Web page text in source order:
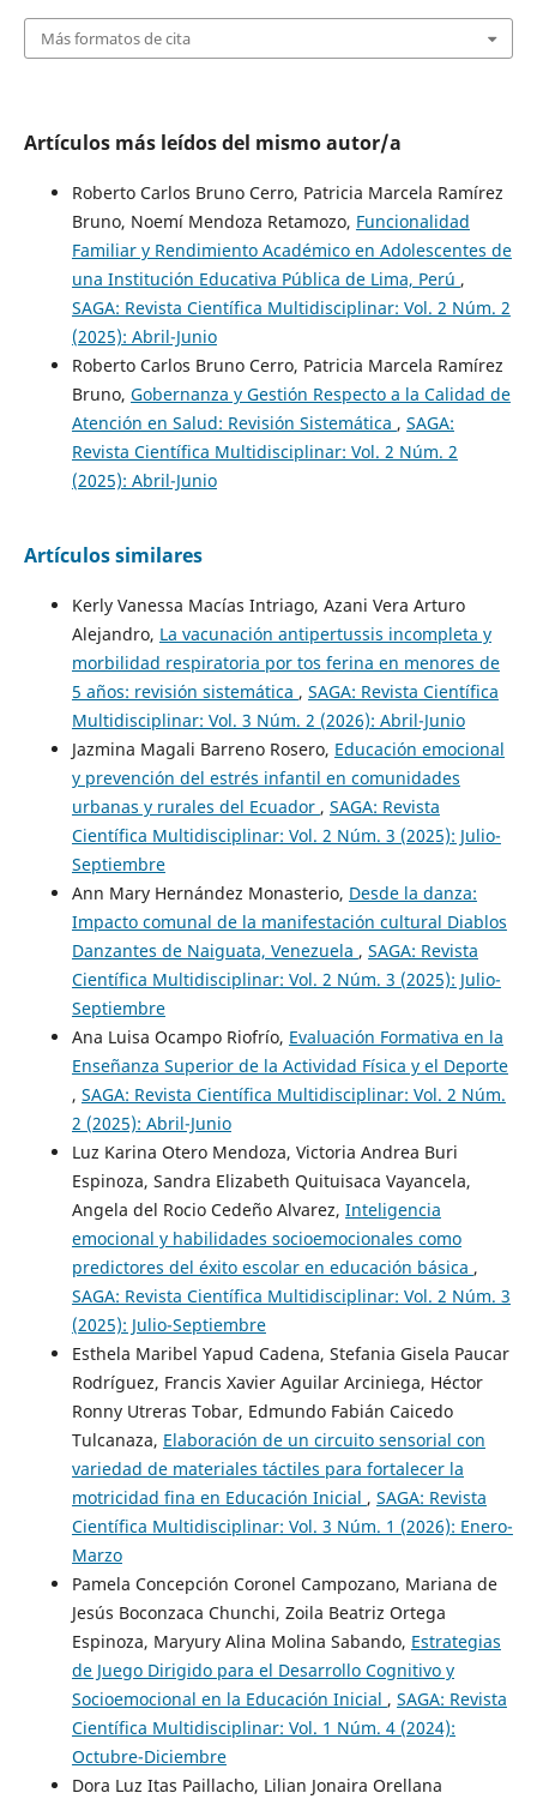
Más formatos de cita
Artículos más leídos del mismo autor/a
Roberto Carlos Bruno Cerro, Patricia Marcela Ramírez
Bruno, Noemí Mendoza Retamozo, Funcionalidad
Familiar y Rendimiento Académico en Adolescentes de
una Institución Educativa Pública de Lima, Perú ,
SAGA: Revista Científica Multidisciplinar: Vol. 2 Núm. 2
(2025): Abril-Junio
Roberto Carlos Bruno Cerro, Patricia Marcela Ramírez
Bruno, Gobernanza y Gestión Respecto a la Calidad de
Atención en Salud: Revisión Sistemática , SAGA:
Revista Científica Multidisciplinar: Vol. 2 Núm. 2
(2025): Abril-Junio
Artículos similares
Kerly Vanessa Macías Intriago, Azani Vera Arturo
Alejandro, La vacunación antipertussis incompleta y
morbilidad respiratoria por tos ferina en menores de
5 años: revisión sistemática , SAGA: Revista Científica
Multidisciplinar: Vol. 3 Núm. 2 (2026): Abril-Junio
Jazmina Magali Barreno Rosero, Educación emocional
y prevención del estrés infantil en comunidades
urbanas y rurales del Ecuador , SAGA: Revista
Científica Multidisciplinar: Vol. 2 Núm. 3 (2025): Julio-
Septiembre
Ann Mary Hernández Monasterio, Desde la danza:
Impacto comunal de la manifestación cultural Diablos
Danzantes de Naiguata, Venezuela , SAGA: Revista
Científica Multidisciplinar: Vol. 2 Núm. 3 (2025): Julio-
Septiembre
Ana Luisa Ocampo Riofrío, Evaluación Formativa en la
Enseñanza Superior de la Actividad Física y el Deporte
, SAGA: Revista Científica Multidisciplinar: Vol. 2 Núm.
2 (2025): Abril-Junio
Luz Karina Otero Mendoza, Victoria Andrea Buri
Espinoza, Sandra Elizabeth Quituisaca Vayancela,
Angela del Rocio Cedeño Alvarez, Inteligencia
emocional y habilidades socioemocionales como
predictores del éxito escolar en educación básica ,
SAGA: Revista Científica Multidisciplinar: Vol. 2 Núm. 3
(2025): Julio-Septiembre
Esthela Maribel Yapud Cadena, Stefania Gisela Paucar
Rodríguez, Francis Xavier Aguilar Arciniega, Héctor
Ronny Utreras Tobar, Edmundo Fabián Caicedo
Tulcanaza, Elaboración de un circuito sensorial con
variedad de materiales táctiles para fortalecer la
motricidad fina en Educación Inicial , SAGA: Revista
Científica Multidisciplinar: Vol. 3 Núm. 1 (2026): Enero-
Marzo
Pamela Concepción Coronel Campozano, Mariana de
Jesús Boconzaca Chunchi, Zoila Beatriz Ortega
Espinoza, Maryury Alina Molina Sabando, Estrategias
de Juego Dirigido para el Desarrollo Cognitivo y
Socioemocional en la Educación Inicial , SAGA: Revista
Científica Multidisciplinar: Vol. 1 Núm. 4 (2024):
Octubre-Diciembre
Dora Luz Itas Paillacho, Lilian Jonaira Orellana